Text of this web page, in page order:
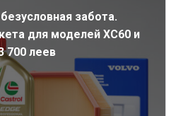
забота.
для моделей XC60 и
700 леев